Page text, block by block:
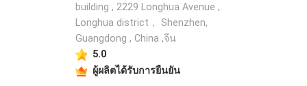
building , 2229 Longhua Avenue ,
Longhua district， Shenzhen,
Guangdong , China ,จีน
5.0
ผู้ผลิตได้รับการยืนยัน